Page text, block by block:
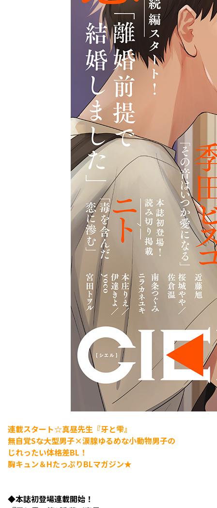
連載スタート☆真昼先生『牙と雫』
無自覚Sな大型男子×涙腺ゆるめな小動物男子の
じれったい体格差BL！
胸キュン＆HたっぷりBLマガジン★
◆本誌初登場連載開始！